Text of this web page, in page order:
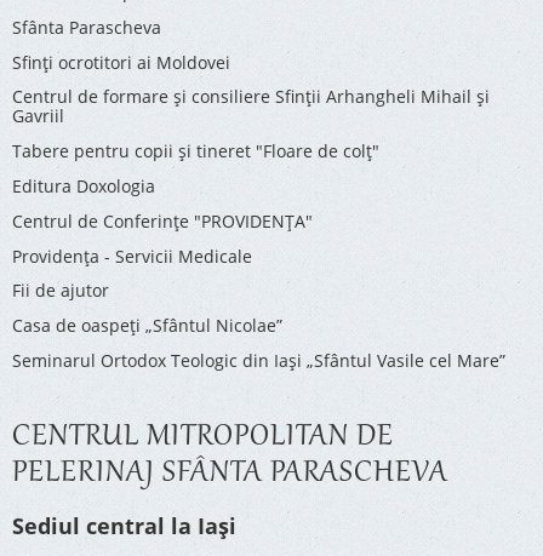
Sfânta Parascheva
Sfinți ocrotitori ai Moldovei
Centrul de formare și consiliere Sfinții Arhangheli Mihail și
Gavriil
Tabere pentru copii şi tineret "Floare de colţ"
Editura Doxologia
Centrul de Conferinţe "PROVIDENŢA"
Providenţa - Servicii Medicale
Fii de ajutor
Casa de oaspeți „Sfântul Nicolae”
Seminarul Ortodox Teologic din Iași „Sfântul Vasile cel Mare”
CENTRUL MITROPOLITAN DE
PELERINAJ SFÂNTA PARASCHEVA
Sediul central la Iași